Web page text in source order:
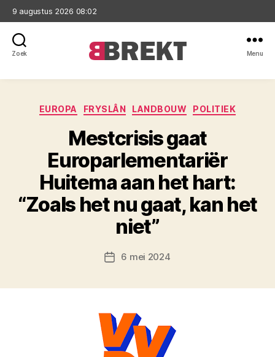
9 augustus 2026 08:02
Zoek Menu
Categorieën
EUROPA FRYSLÂN LANDBOUW POLITIEK
Mestcrisis gaat
Europarlementariër
Huitema aan het hart:
“Zoals het nu gaat, kan het
niet”
Berichtdatum
6 mei 2024